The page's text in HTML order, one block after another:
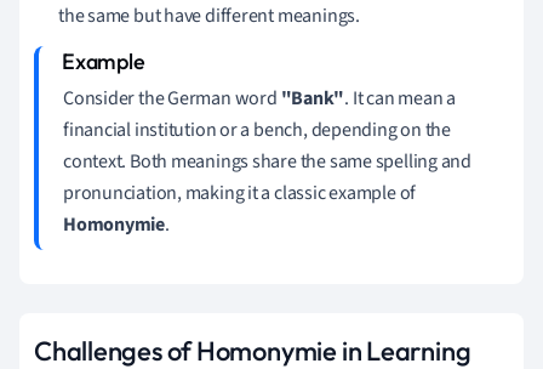
the same but have different meanings.
Consider the German word "Bank". It can mean a
financial institution or a bench, depending on the
context. Both meanings share the same spelling and
pronunciation, making it a classic example of
Homonymie.
Challenges of Homonymie in Learning